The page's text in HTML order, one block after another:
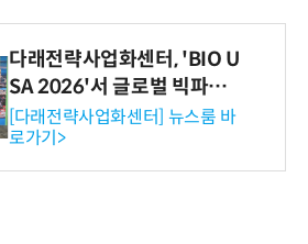
다래전략사업화센터, 'BIO U
SA 2026'서 글로벌 빅파마
와의 비즈니스 미팅 지원…K
-바이오 해외 진출 교두보 확
보
[다래전략사업화센터] 뉴스룸 바
로가기>